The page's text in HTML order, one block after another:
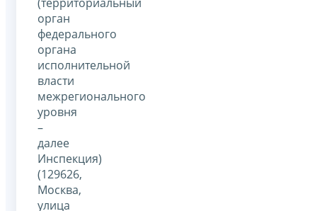
орган
федерального
органа
исполнительной
власти
межрегионального
уровня
–
далее
Инспекция)
(129626,
Москва,
улица